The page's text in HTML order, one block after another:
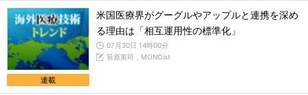
連載
米国医療界がグーグルやアップルと連携を深め
る理由は「相互運用性の標準化」
07月30日 14時00分
笹原英司，MONOist